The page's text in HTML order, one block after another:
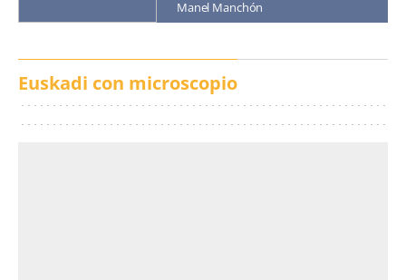
Manel Manchón
Euskadi con microscopio